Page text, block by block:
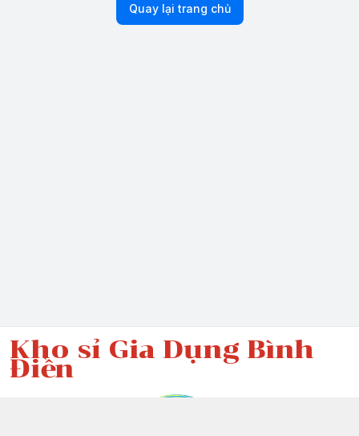
Quay lại trang chủ
Kho sỉ Gia Dụng Bình
Điền